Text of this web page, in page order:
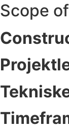
Scope